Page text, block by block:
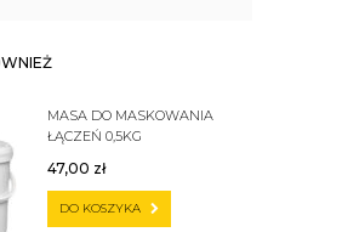
MASA DO MASKOWANIA
ŁĄCZEŃ 0,5KG
47,00 zł
DO KOSZYKA